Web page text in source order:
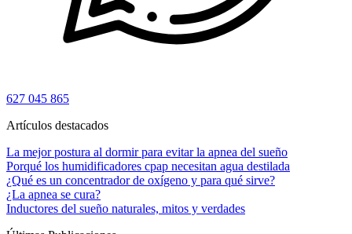
627 045 865
Artículos destacados
La mejor postura al dormir para evitar la apnea del sueño
Porqué los humidificadores cpap necesitan agua destilada
¿Qué es un concentrador de oxígeno y para qué sirve?
¿La apnea se cura?
Inductores del sueño naturales, mitos y verdades